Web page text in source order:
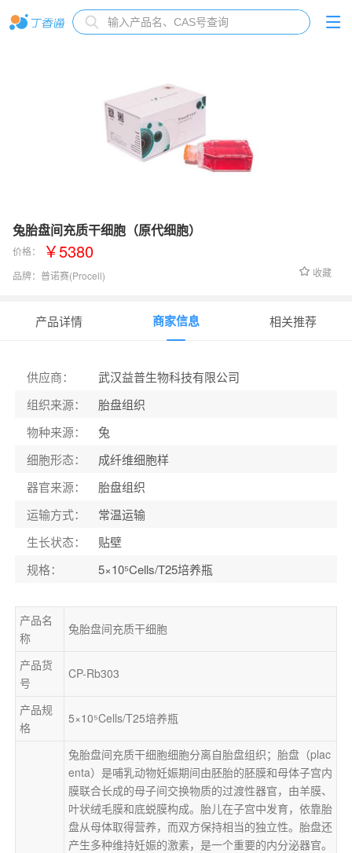
兔胎盘间充质干细胞（原代细胞）
价格： ￥5380
品牌： 普诺赛(Procell) 收藏
产品详情 商家信息 相关推荐
供应商：
武汉益普生物科技有限公司
组织来源：
胎盘组织
物种来源：
兔
细胞形态：
成纤维细胞样
器官来源：
胎盘组织
运输方式：
常温运输
生长状态：
贴壁
规格： 5×10⁵Cells/T25培养瓶
产品名
称
兔胎盘间充质干细胞
产品货
号
CP-Rb303
产品规
格
5×10⁵Cells/T25培养瓶
兔胎盘间充质干细胞细胞分离自胎盘组织；胎盘（plac
enta）是哺乳动物妊娠期间由胚胎的胚膜和母体子宫内
膜联合长成的母子间交换物质的过渡性器官，由羊膜、
叶状绒毛膜和底蜕膜构成。胎儿在子宫中发育，依靠胎
盘从母体取得营养，而双方保持相当的独立性。胎盘还
产生多种维持妊娠的激素，是一个重要的内分泌器官。